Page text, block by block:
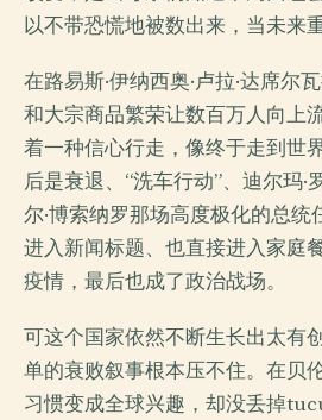
以不带恐慌地被数出来，当未来
在路易斯·伊纳西奥·卢拉·达席尔
和大宗商品繁荣让数百万人向上
着一种信心行走，像终于走到世
后是衰退、“洗车行动”、迪尔玛·
尔·博索纳罗那场高度极化的总统
进入新闻标题、也直接进入家庭
疫情，最后也成了政治战场。
可这个国家依然不断生长出太有
单的衰败叙事根本压不住。在贝
习惯变成全球兴趣，却没丢掉